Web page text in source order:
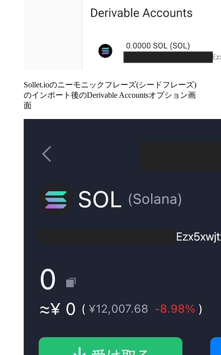
Sollet.ioのニーモニックフレーズ(シードフレーズ)
のインポート後のDerivable Accountsオプション画
面